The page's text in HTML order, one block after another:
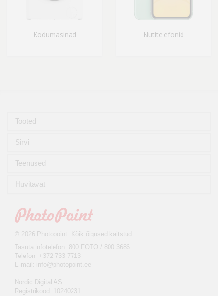
Kodumasinad Nutitelefonid
Tooted
Sirvi
Teenused
Huvitavat
© 2026 Photopoint. Kõik õigused kaitstud
Tasuta infotelefon: 800 FOTO / 800 3686
Telefon: +372 733 7713
E-mail: info@photopoint.ee
Nordic Digital AS
Registrikood: 10240231